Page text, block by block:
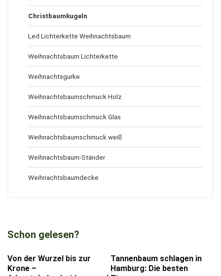
Christbaumkugeln
Led Lichterkette Weihnachtsbaum
Weihnachtsbaum Lichterkette
Weihnachtsgurke
Weihnachtsbaumschmuck Holz
Weihnachtsbaumschmuck Glas
Weihnachtsbaumschmuck weiß
Weihnachtsbaum-Ständer
Weihnachtsbaumdecke
Schon gelesen?
Von der Wurzel bis zur
Krone –
Tannenbaum schlagen in
Hamburg: Die besten